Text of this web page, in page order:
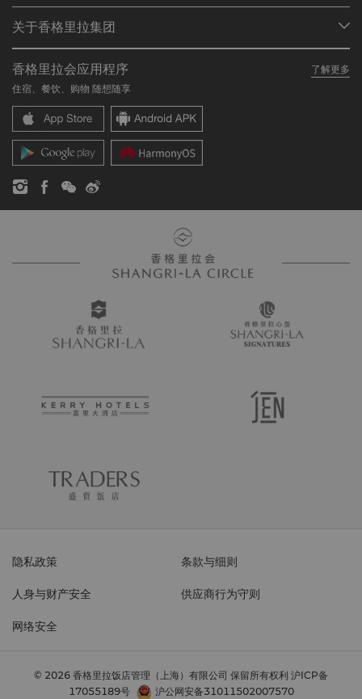
餐厅与酒吧
加入香格里拉会
常见问题
联络我们
关于香格里拉集团
我们的酒店品牌
香格里拉中心
香格里拉公寓
联系方式
职业发展
企业社会责任
新闻稿
香格里拉会应用程序
了解更多
住宿、餐饮、购物 随想随享
隐私政策 条款与细则
人身与财产安全 供应商行为守则
网络安全
© 2026 香格里拉饭店管理（上海）有限公司 保留所有权利 沪ICP备
17055189号
沪公网安备31011502007570